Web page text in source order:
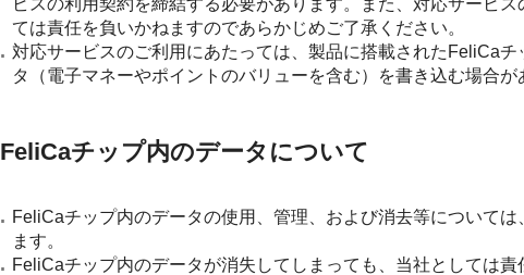
ては責任を負いかねますのであらかじめご了承ください。
対応サービスのご利用にあたっては、製品に搭載されたFeliCa
タ（電子マネーやポイントのバリューを含む）を書き込む場合が
FeliCaチップ内のデータについて
FeliCaチップ内のデータの使用、管理、および消去等について
ます。
FeliCaチップ内のデータが消失してしまっても、当社としては